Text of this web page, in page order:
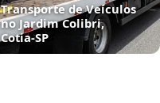
Transporte de Veículos
no Jardim Colibri,
Cotia‑SP